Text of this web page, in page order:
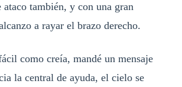
también, y con una gran
a rayar el brazo derecho.
como creía, mandé un mensaje
la central de ayuda, el cielo se